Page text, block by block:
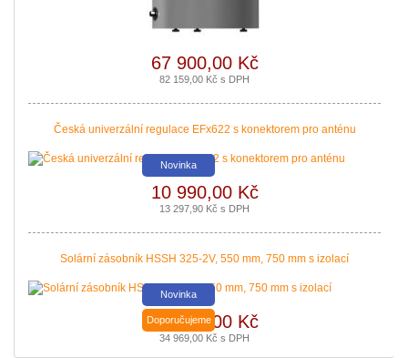
67 900,00 Kč
82 159,00 Kč s DPH
Česká univerzální regulace EFx622 s konektorem pro anténu
Novinka
10 990,00 Kč
13 297,90 Kč s DPH
Solární zásobník HSSH 325-2V, 550 mm, 750 mm s izolací
Novinka
Doporučujeme
28 900,00 Kč
34 969,00 Kč s DPH